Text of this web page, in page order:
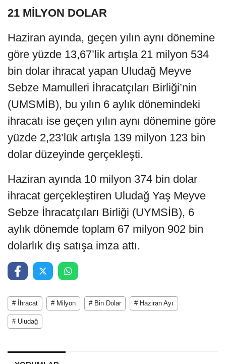
21 MİLYON DOLAR
Haziran ayında, geçen yılın aynı dönemine
göre yüzde 13,67’lik artışla 21 milyon 534
bin dolar ihracat yapan Uludağ Meyve
Sebze Mamulleri İhracatçıları Birliği’nin
(UMSMİB), bu yılın 6 aylık dönemindeki
ihracatı ise geçen yılın aynı dönemine göre
yüzde 2,23’lük artışla 139 milyon 123 bin
dolar düzeyinde gerçekleşti.
Haziran ayında 10 milyon 374 bin dolar
ihracat gerçekleştiren Uludağ Yaş Meyve
Sebze İhracatçıları Birliği (UYMSİB), 6
aylık dönemde toplam 67 milyon 902 bin
dolarlık dış satışa imza attı.
# İhracat # Milyon # Bin Dolar # Haziran Ayı
# Uludağ